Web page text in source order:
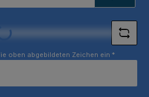
oben abgebildeten Zeichen ein *